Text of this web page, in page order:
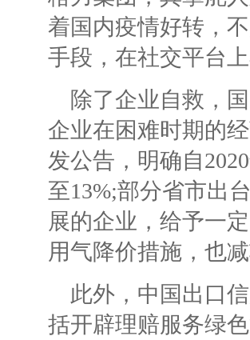
着国内疫情好转，
手段，在社交平台
除了企业自救，
企业在困难时期的
发公告，明确自
至13%;部分省市出
展的企业，给予一
用气降价措施，也
此外，中国出口
括开辟理赔服务绿